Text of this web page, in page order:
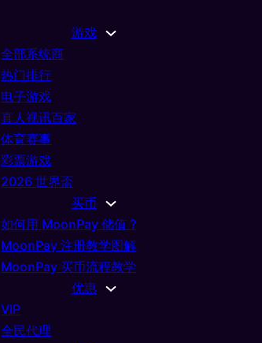
游戏
全部系统商
热门排行
电子游戏
真人视讯百家
体育赛事
彩票游戏
2026 世界盃
买币
如何用 MoonPay 储值 ?
MoonPay 注册教学图解
MoonPay 买币流程教学
优惠
VIP
全民代理